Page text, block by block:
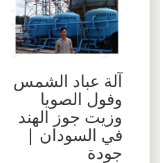
آلة عباد الشمس
وفول الصويا
وزيت جوز الهند
في السودان |
جودة